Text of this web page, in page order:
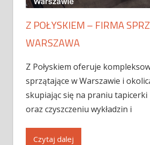
Z POŁYSKIEM – FIRMA
WARSZAWA
Z Połyskiem oferuje
sprzątające w Warszawie i
skupiając się na praniu tapicerki
oraz czyszczeniu wykładzin i
Czytaj dalej